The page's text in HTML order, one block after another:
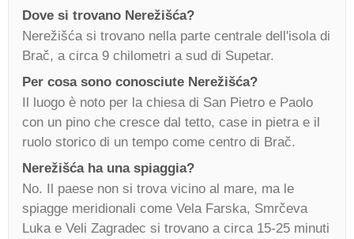
Dove si trovano Nerežišća?
Nerežišća si trovano nella parte centrale dell'isola di
Brač, a circa 9 chilometri a sud di Supetar.
Per cosa sono conosciute Nerežišća?
Il luogo è noto per la chiesa di San Pietro e Paolo
con un pino che cresce dal tetto, case in pietra e il
ruolo storico di un tempo come centro di Brač.
Nerežišća ha una spiaggia?
No. Il paese non si trova vicino al mare, ma le
spiagge meridionali come Vela Farska, Smrčeva
Luka e Veli Zagradec si trovano a circa 15-25 minuti